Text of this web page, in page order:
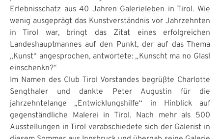
Erlebnisschatz aus 40 Jahren Galerieleben in Tirol. Wie
wenig ausgeprägt das Kunstverständnis vor Jahrzehnten
in Tirol war, bringt das Zitat eines erfolgreichen
Landeshauptmannes auf den Punkt, der auf das Thema
„Kunst“ angesprochen, antwortete: „Kunscht ma no Glasl
einschenkn?“
Im Namen des Club Tirol Vorstandes begrüßte Charlotte
Sengthaler und dankte Peter Augustin für die
jahrzehntelange „Entwicklungshilfe“ in Hinblick auf
gegenständliche Malerei in Tirol. Nach mehr als 500
Ausstellungen in Tirol verabschiedete sich der Galerist in